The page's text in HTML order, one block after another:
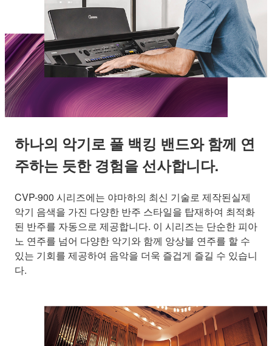
하나의 악기로 풀 백킹 밴드와 함께 연
주하는 듯한 경험을 선사합니다.
CVP-900 시리즈에는 야마하의 최신 기술로 제작된실제
악기 음색을 가진 다양한 반주 스타일을 탑재하여 최적화
된 반주를 자동으로 제공합니다. 이 시리즈는 단순한 피아
노 연주를 넘어 다양한 악기와 함께 앙상블 연주를 할 수
있는 기회를 제공하여 음악을 더욱 즐겁게 즐길 수 있습니
다.